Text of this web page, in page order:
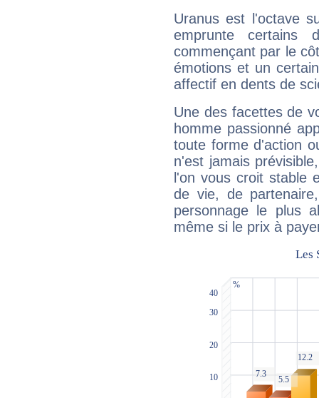
Uranus est l'octave
emprunte
commençant par le
émotions et un
affectif en dents de
Une des facettes de
homme passionné
toute forme d'action
n'est jamais
l'on vous croit stable
de vie, de
personnage le plus
même si le prix à